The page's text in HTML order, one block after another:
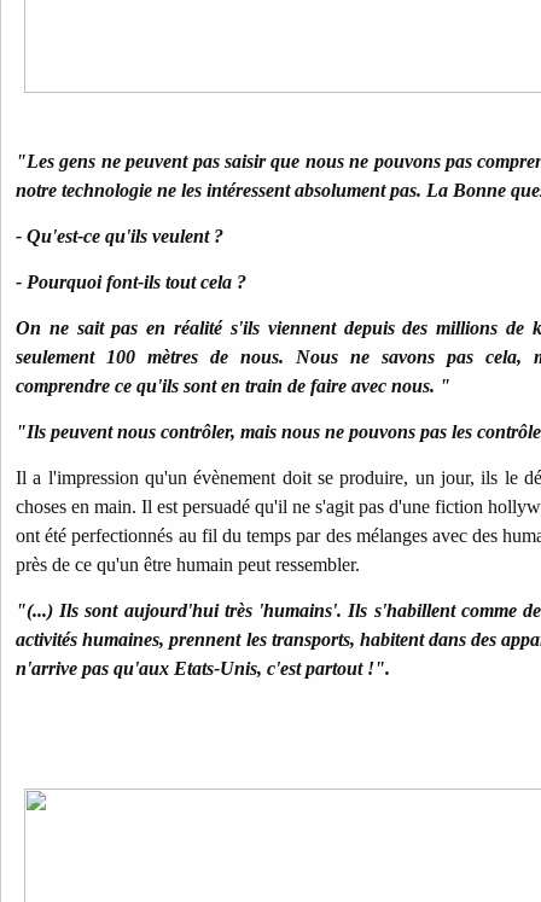
"Les gens ne peuvent pas saisir que nous ne pouvons pas
notre technologie ne les intéressent absolument pas. La Bonne
- Qu'est-ce qu'ils veulent ?
- Pourquoi font-ils tout cela ?
On ne sait pas en réalité s'ils viennent depuis des millions de
seulement 100 mètres de nous. Nous ne savons pas cela,
comprendre ce qu'ils sont en train de faire avec nous. "
"Ils peuvent nous contrôler, mais nous ne pouvons pas les
Il a l'impression qu'un évènement doit se produire, un jour, ils le
choses en main. Il est persuadé qu'il ne s'agit pas d'une fiction
ont été perfectionnés au fil du temps par des mélanges avec des
près de ce qu'un être humain peut ressembler.
"(...) Ils sont aujourd'hui très 'humains'. Ils s'habillent comme
activités humaines, prennent les transports, habitent dans des
n'arrive pas qu'aux Etats-Unis, c'est partout !".